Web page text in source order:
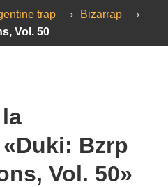
trap › Bizarrap
›
Vol. 50
«Duki: Bzrp
Vol. 50»